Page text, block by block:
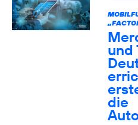
und
die